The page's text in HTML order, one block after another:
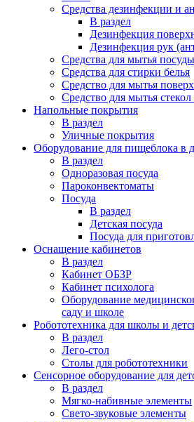
Средства дезинфекции и
В раздел
Дезинфекция
Дезинфекция рук
Средства для мытья посуды
Средства для стирки белья
Средство для мытья
Средство для мытья стекол
Напольные покрытия
В раздел
Уличные покрытия
Оборудование для пищеблока в
В раздел
Одноразовая посуда
Пароконвектоматы
Посуда
В раздел
Детская посуда
Посуда для
Оснащение кабинетов
В раздел
Кабинет ОБЗР
Кабинет психолога
Оборудование
саду и школе
Робототехника для школы и
В раздел
Лего-стол
Столы для робототехники
Сенсорное оборудование для
В раздел
Мягко-набивные элементы
Свето-звуковые элементы